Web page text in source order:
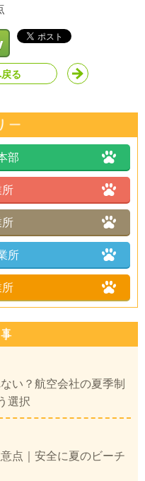
る
部
所
所
所
い？航空会社の夏季制
選択
点｜安全に夏のビーチ